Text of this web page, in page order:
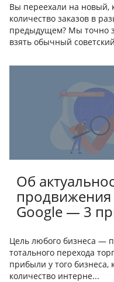
Вы переехали на новый,
количество заказов в
предыдущем? Мы точно
взять обычный
Об
Google — 3
Цель любого бизнеса —
тотального перехода
прибыли у того
количество интерне...